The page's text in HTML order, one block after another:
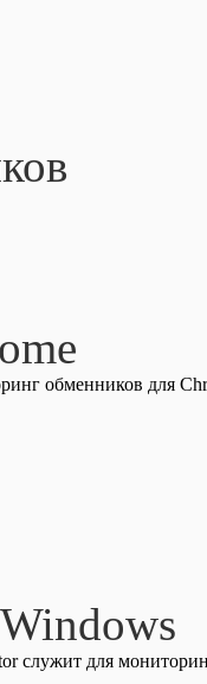
обменников для
служит для